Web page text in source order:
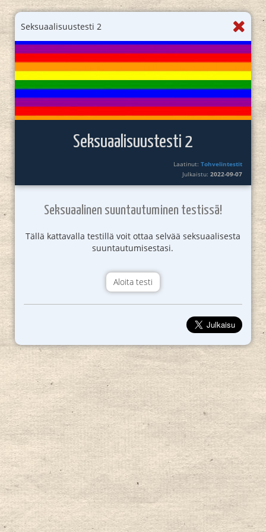
Seksuaalisuustesti 2
Seksuaalisuustesti 2
Laatinut:Tohvelintestit
Julkaistu:2022-09-07
Seksuaalinen suuntautuminen testissä!
Tällä kattavalla testillä voit ottaa selvää seksuaalisesta
suuntautumisestasi.
Aloita testi